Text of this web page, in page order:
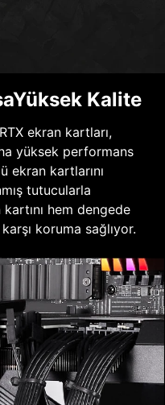
Kalite
ekran kartları,
yüksek performans
ekran kartlarını
tutucularla
hem dengede
koruma sağlıyor.